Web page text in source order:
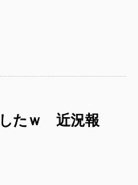
たｗ 近況報